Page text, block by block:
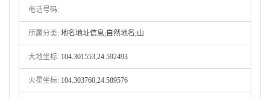
电话号码:
所属分类: 地名地址信息;自然地名;山
大地坐标: 104.301553,24.592493
火星坐标: 104.303760,24.589576